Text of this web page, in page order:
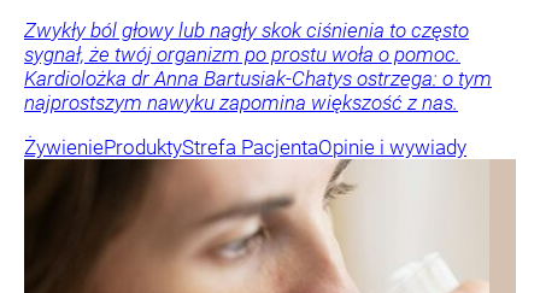
Zwykły ból głowy lub nagły skok ciśnienia to często
sygnał, że twój organizm po prostu woła o pomoc.
Kardiolożka dr Anna Bartusiak-Chatys ostrzega: o tym
najprostszym nawyku zapomina większość z nas.
ŻywienieProduktyStrefa PacjentaOpinie i wywiady